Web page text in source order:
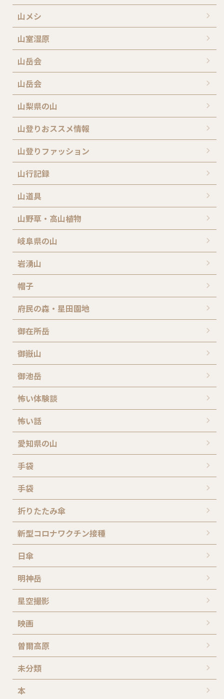
山メシ
山室湿原
山岳会
山岳会
山梨県の山
山登りおススメ情報
山登りファッション
山行記録
山道具
山野草・高山植物
岐阜県の山
岩湧山
帽子
府民の森・星田園地
御在所岳
御嶽山
御池岳
怖い体験談
怖い話
愛知県の山
手袋
手袋
折りたたみ傘
新型コロナワクチン接種
日傘
明神岳
星空撮影
映画
曽爾高原
未分類
本